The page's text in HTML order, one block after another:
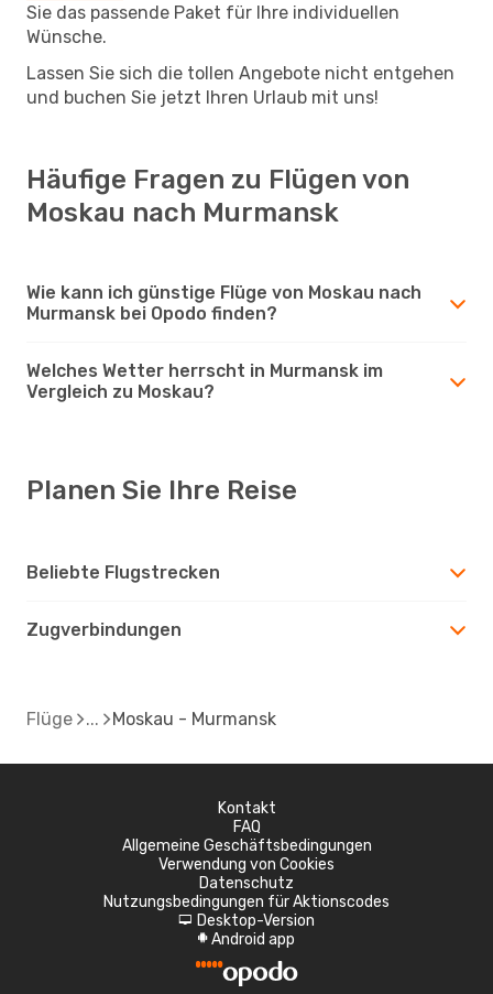
Sie das passende Paket für Ihre individuellen
Wünsche.
Lassen Sie sich die tollen Angebote nicht entgehen
und buchen Sie jetzt Ihren Urlaub mit uns!
Häufige Fragen zu Flügen von
Moskau nach Murmansk
Wie kann ich günstige Flüge von Moskau nach
Murmansk bei Opodo finden?
Welches Wetter herrscht in Murmansk im
Vergleich zu Moskau?
Planen Sie Ihre Reise
Beliebte Flugstrecken
Zugverbindungen
Flüge Moskau - Murmansk
Kontakt
FAQ
Allgemeine Geschäftsbedingungen
Verwendung von Cookies
Datenschutz
Nutzungsbedingungen für Aktionscodes
d Desktop-Version
A Android app